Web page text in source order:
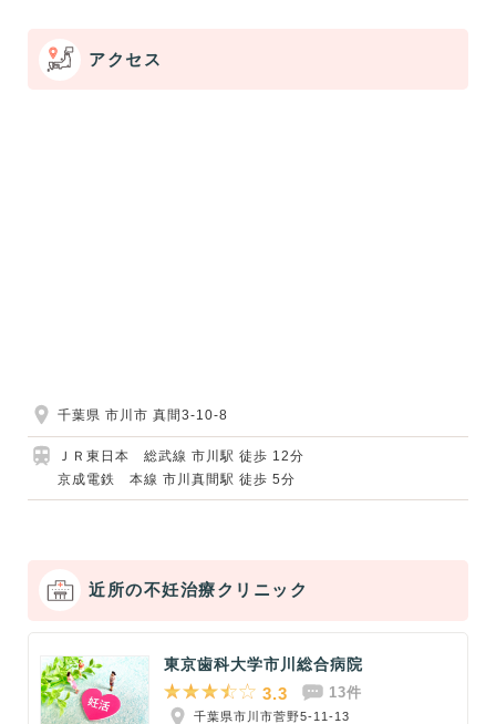
アクセス
千葉県 市川市 真間3-10-8
ＪＲ東日本 総武線 市川駅 徒歩 12分
京成電鉄 本線 市川真間駅 徒歩 5分
近所の不妊治療クリニック
東京歯科大学市川総合病院
3.3 13件
千葉県市川市菅野5-11-13